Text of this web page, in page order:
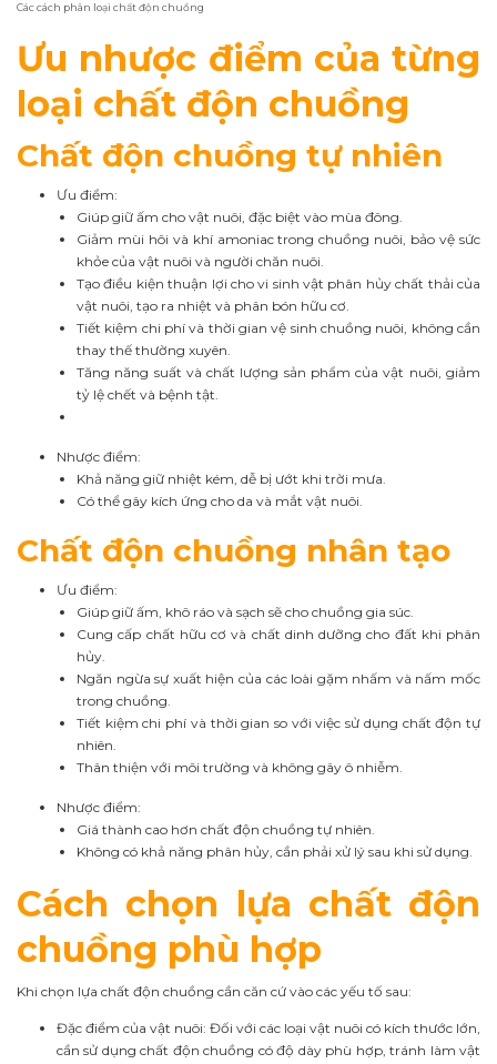
Các cách phân loại chất độn chuồng
Ưu nhược điểm của từng
loại chất độn chuồng
Chất độn chuồng tự nhiên
Ưu điểm:
Giúp giữ ấm cho vật nuôi, đặc biệt vào mùa đông.
Giảm mùi hôi và khí amoniac trong chuồng nuôi, bảo vệ sức
khỏe của vật nuôi và người chăn nuôi.
Tạo điều kiện thuận lợi cho vi sinh vật phân hủy chất thải của
vật nuôi, tạo ra nhiệt và phân bón hữu cơ.
Tiết kiệm chi phí và thời gian vệ sinh chuồng nuôi, không cần
thay thế thường xuyên.
Tăng năng suất và chất lượng sản phẩm của vật nuôi, giảm
tỷ lệ chết và bệnh tật.
Nhược điểm:
Khả năng giữ nhiệt kém, dễ bị ướt khi trời mưa.
Có thể gây kích ứng cho da và mắt vật nuôi.
Chất độn chuồng nhân tạo
Ưu điểm:
Giúp giữ ấm, khô ráo và sạch sẽ cho chuồng gia súc.
Cung cấp chất hữu cơ và chất dinh dưỡng cho đất khi phân
hủy.
Ngăn ngừa sự xuất hiện của các loài gặm nhấm và nấm mốc
trong chuồng.
Tiết kiệm chi phí và thời gian so với việc sử dụng chất độn tự
nhiên.
Thân thiện với môi trường và không gây ô nhiễm.
Nhược điểm:
Giá thành cao hơn chất độn chuồng tự nhiên.
Không có khả năng phân hủy, cần phải xử lý sau khi sử dụng.
Cách chọn lựa chất độn
chuồng phù hợp
Khi chọn lựa chất độn chuồng cần căn cứ vào các yếu tố sau:
Đặc điểm của vật nuôi: Đối với các loại vật nuôi có kích thước lớn,
cần sử dụng chất độn chuồng có độ dày phù hợp, tránh làm vật